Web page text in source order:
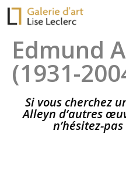
Edmund
(1931-
Si vous cherchez
Alleyn d’autres
n’hésitez-